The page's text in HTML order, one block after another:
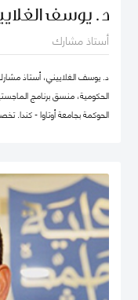
د. يوسف
أستاذ مشارك
د. يوسف الغلاييني، أستاذ
الحكومية، منسق برنامج
الحوكمة بجامعة أوتاوا -
العامة. قبل التحاقه بكلية
مساعد وشغل منصب مدير برنامج
الأسترالية في دولة الكويت.
من المشاريع المرتبطة
وتنفيذ العديد من برامج
الاستراتيجي والإدارة القائمة
العامة.